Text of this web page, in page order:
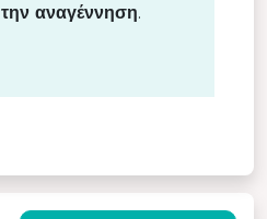
την αναγέννηση.